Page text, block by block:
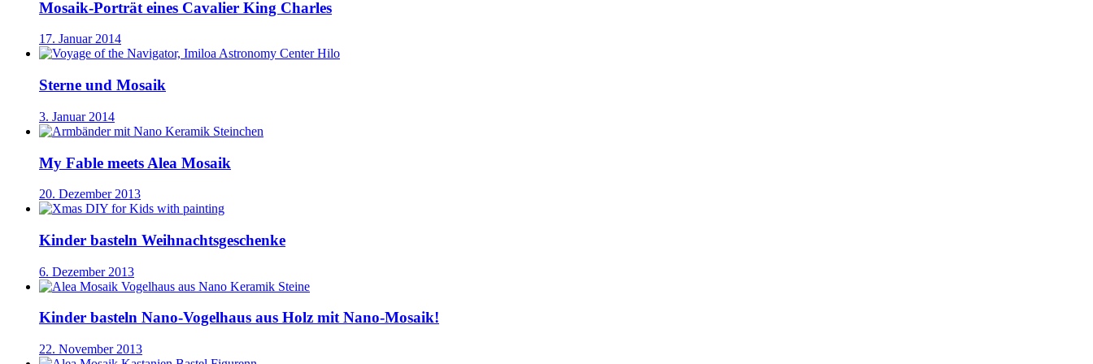
Mosaik-Porträt eines Cavalier King Charles
17. Januar 2014
Sterne und Mosaik
3. Januar 2014
My Fable meets Alea Mosaik
20. Dezember 2013
Kinder basteln Weihnachtsgeschenke
6. Dezember 2013
Kinder basteln Nano-Vogelhaus aus Holz mit Nano-Mosaik!
22. November 2013